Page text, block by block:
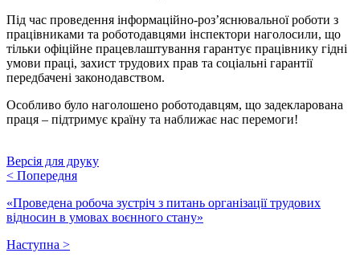
Під час проведення інформаційно-роз’яснювальної роботи з
працівниками та роботодавцями інспектори наголосили, що
тільки офіційне працевлаштування гарантує працівнику гідні
умови праці, захист трудових прав та соціальні гарантії
передбачені законодавством.
Особливо було наголошено роботодавцям, що задекларована
праця – підтримує країну та наближає нас перемоги!
Версія для друку
< Попередня
«Проведена робоча зустріч з питань організації трудових
відносин в умовах воєнного стану»
Наступна >